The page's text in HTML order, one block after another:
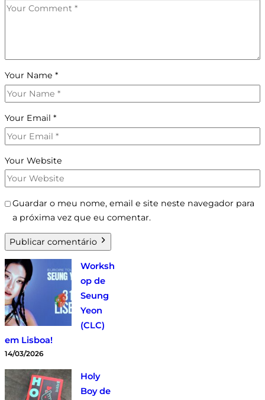
Your Name *
Your Email *
Your Website
Guardar o meu nome, email e site neste navegador para
a próxima vez que eu comentar.
Publicar comentário
Worksh
op de
Seung
Yeon
(CLC)
em Lisboa!
14/03/2026
Holy
Boy de